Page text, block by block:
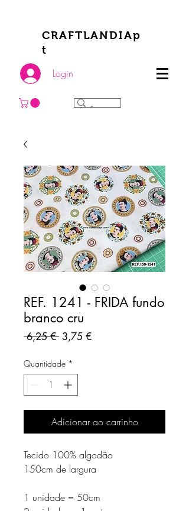
CRAFTLANDIAp
t
Login
REF. 1241 - FRIDA fundo
branco cru
6,25 € Preço
3,75 €Preço
Quantidade *
Adicionar ao carrinho
Tecido 100% algodão
150cm de largura
1 unidade = 50cm